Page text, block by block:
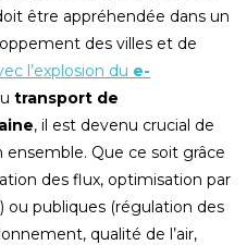
être appréhendée dans un
des villes et de
l’explosion du e-
transport de
, il est devenu crucial de
Que ce soit grâce
des flux, optimisation par
ou publiques (régulation des
qualité de l’air,